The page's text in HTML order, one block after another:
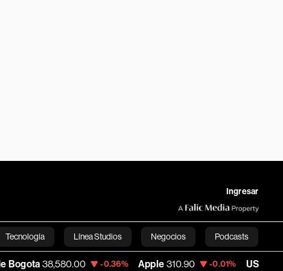
Ingresar
Tecnología Línea Studios Negocios Podcasts
English
38,580.00 -0.36% Apple 310.90 -0.01% USD COP 3,154.60